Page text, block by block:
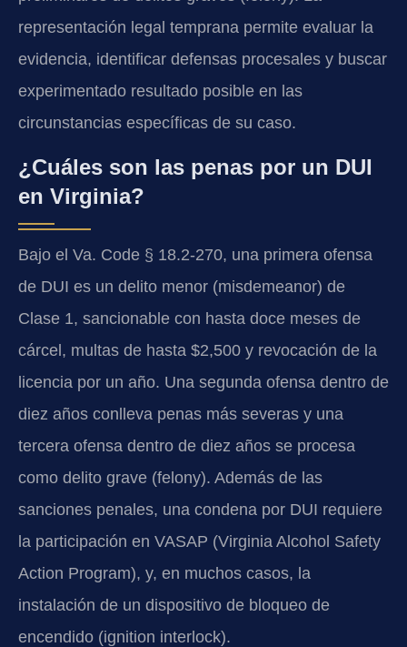
representación legal temprana permite evaluar la
evidencia, identificar defensas procesales y buscar
experimentado resultado posible en las
circunstancias específicas de su caso.
¿Cuáles son las penas por un DUI
en Virginia?
Bajo el Va. Code § 18.2-270, una primera ofensa
de DUI es un delito menor (misdemeanor) de
Clase 1, sancionable con hasta doce meses de
cárcel, multas de hasta $2,500 y revocación de la
licencia por un año. Una segunda ofensa dentro de
diez años conlleva penas más severas y una
tercera ofensa dentro de diez años se procesa
como delito grave (felony). Además de las
sanciones penales, una condena por DUI requiere
la participación en VASAP (Virginia Alcohol Safety
Action Program), y, en muchos casos, la
instalación de un dispositivo de bloqueo de
encendido (ignition interlock).